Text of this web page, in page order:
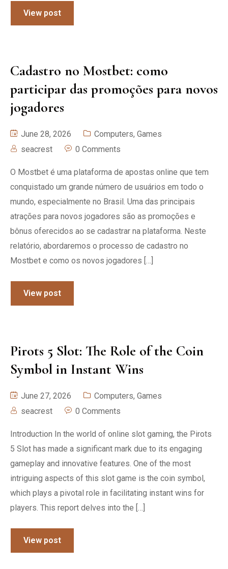
View post
Cadastro no Mostbet: como
participar das promoções para novos
jogadores
June 28, 2026
Computers, Games
seacrest
0 Comments
O Mostbet é uma plataforma de apostas online que tem
conquistado um grande número de usuários em todo o
mundo, especialmente no Brasil. Uma das principais
atrações para novos jogadores são as promoções e
bônus oferecidos ao se cadastrar na plataforma. Neste
relatório, abordaremos o processo de cadastro no
Mostbet e como os novos jogadores […]
View post
Pirots 5 Slot: The Role of the Coin
Symbol in Instant Wins
June 27, 2026
Computers, Games
seacrest
0 Comments
Introduction In the world of online slot gaming, the Pirots
5 Slot has made a significant mark due to its engaging
gameplay and innovative features. One of the most
intriguing aspects of this slot game is the coin symbol,
which plays a pivotal role in facilitating instant wins for
players. This report delves into the […]
View post